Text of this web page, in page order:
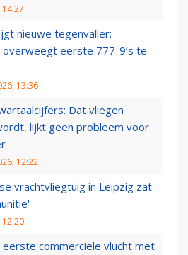
nieuwe tegenvaller:
overweegt eerste 777-9’s te
13:36
Dat vliegen
lijkt geen probleem voor
12:22
vrachtvliegtuig in Leipzig zat
12:20
commerciële vlucht met